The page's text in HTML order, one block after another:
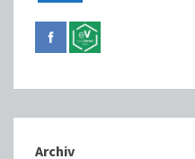
Archiv